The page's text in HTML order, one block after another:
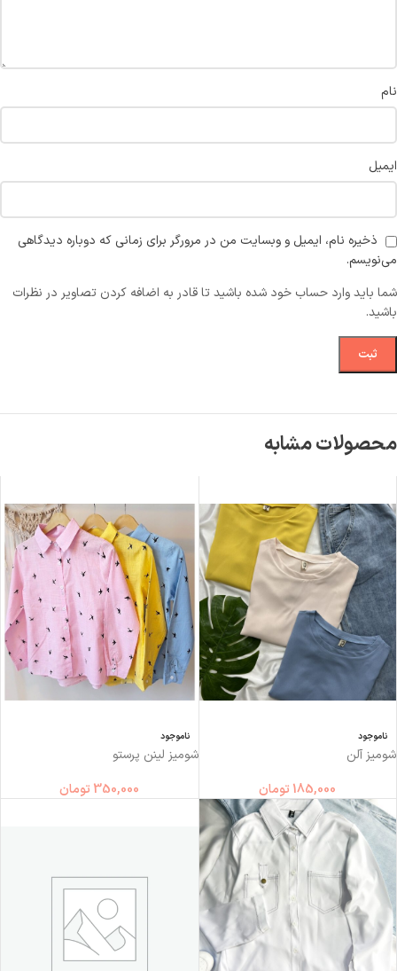
نام
ایمیل
ذخیره نام، ایمیل و وبسایت من در مرورگر برای زمانی که دوباره دیدگاهی
می‌نویسم.
شما باید وارد حساب خود شده باشید تا قادر به اضافه کردن تصاویر در نظرات
باشید.
محصولات مشابه
ناموجود
شومیز آلن
185,000 تومان
ناموجود
شوميز لینن پرستو
350,000 تومان